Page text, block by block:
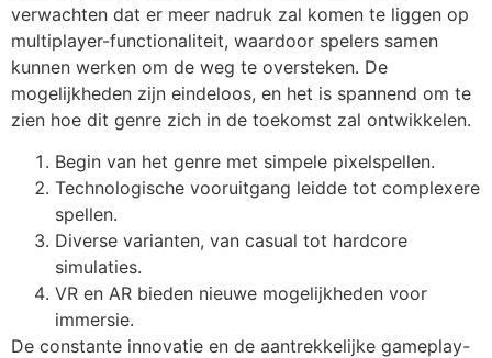
verwachten dat er meer nadruk zal komen te liggen op
multiplayer-functionaliteit, waardoor spelers samen
kunnen werken om de weg te oversteken. De
mogelijkheden zijn eindeloos, en het is spannend om te
zien hoe dit genre zich in de toekomst zal ontwikkelen.
Begin van het genre met simpele pixelspellen.
Technologische vooruitgang leidde tot complexere
spellen.
Diverse varianten, van casual tot hardcore
simulaties.
VR en AR bieden nieuwe mogelijkheden voor
immersie.
De constante innovatie en de aantrekkelijke gameplay-